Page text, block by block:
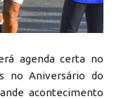
agenda certa no
no Aniversário do
acontecimento